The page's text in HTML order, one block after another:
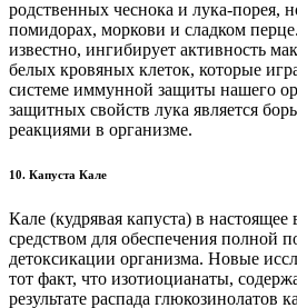
родственных чеснока и лука-порея,
помидорах, моркови и сладком
известно, ингибирует активность
белых кровяных клеток, которые
системе иммунной защиты нашего
защитных свойств лука является
реакциями в организме.
10. Капуста Кале
Кале (кудрявая капуста) в настоящее
средством для обеспечения полной
детоксикации организма. Новые
тот факт, что изотиоцианаты,
результате распада глюкозинолатов